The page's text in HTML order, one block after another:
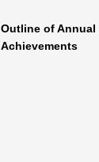
Outline of Annual
Achievements